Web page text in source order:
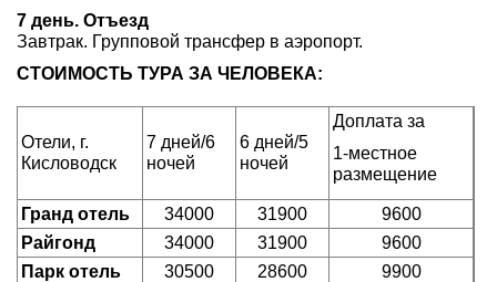
7 день. Отъезд
Завтрак. Групповой трансфер в аэропорт.
СТОИМОСТЬ ТУРА ЗА ЧЕЛОВЕКА:
Отели, г.
Кисловодск
7 дней/6
ночей
6 дней/5
ночей
Доплата за
1-местное
размещение
Гранд отель 34000 31900
9600
Райгонд
34000 31900
9600
Парк отель
30500 28600
9900